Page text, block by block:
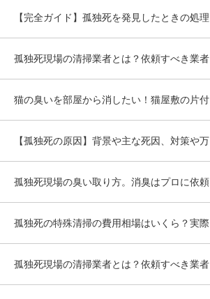
【完全ガイド】孤独死を発見したときの処理
孤独死現場の清掃業者とは？依頼すべき業者
猫の臭いを部屋から消したい！猫屋敷の片付
【孤独死の原因】背景や主な死因、対策や万
孤独死現場の臭い取り方。消臭はプロに依頼
孤独死の特殊清掃の費用相場はいくら？実際
孤独死現場の清掃業者とは？依頼すべき業者